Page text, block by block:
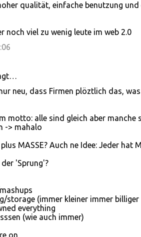
qualität, einfache benutzung
noch viel zu wenig leute im web 2.0
neu, dass Firmen plöztlich das,
motto: alle sind gleich aber manche
-> mahalo
plus MASSE? Auch ne Idee: Jeder hat
'Sprung'?
storage (immer kleiner immer
everything
(wie auch immer)